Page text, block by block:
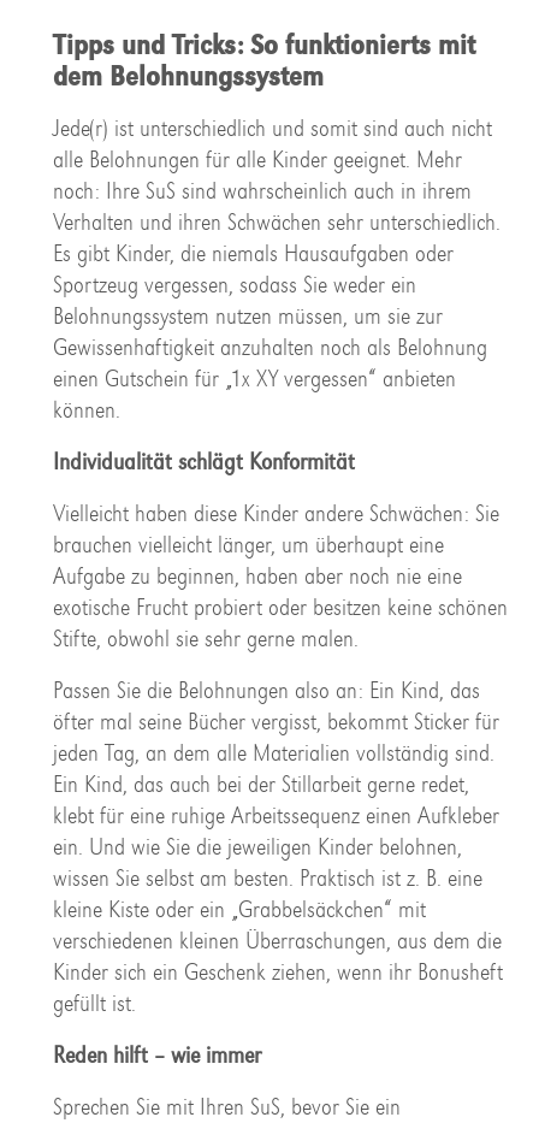
Tipps und Tricks: So funktionierts mit
dem Belohnungssystem
Jede(r) ist unterschiedlich und somit sind auch nicht
alle Belohnungen für alle Kinder geeignet. Mehr
noch: Ihre SuS sind wahrscheinlich auch in ihrem
Verhalten und ihren Schwächen sehr unterschiedlich.
Es gibt Kinder, die niemals Hausaufgaben oder
Sportzeug vergessen, sodass Sie weder ein
Belohnungssystem nutzen müssen, um sie zur
Gewissenhaftigkeit anzuhalten noch als Belohnung
einen Gutschein für „1x XY vergessen“ anbieten
können.
Individualität schlägt Konformität
Vielleicht haben diese Kinder andere Schwächen: Sie
brauchen vielleicht länger, um überhaupt eine
Aufgabe zu beginnen, haben aber noch nie eine
exotische Frucht probiert oder besitzen keine schönen
Stifte, obwohl sie sehr gerne malen.
Passen Sie die Belohnungen also an: Ein Kind, das
öfter mal seine Bücher vergisst, bekommt Sticker für
jeden Tag, an dem alle Materialien vollständig sind.
Ein Kind, das auch bei der Stillarbeit gerne redet,
klebt für eine ruhige Arbeitssequenz einen Aufkleber
ein. Und wie Sie die jeweiligen Kinder belohnen,
wissen Sie selbst am besten. Praktisch ist z. B. eine
kleine Kiste oder ein „Grabbelsäckchen“ mit
verschiedenen kleinen Überraschungen, aus dem die
Kinder sich ein Geschenk ziehen, wenn ihr Bonusheft
gefüllt ist.
Reden hilft – wie immer
Sprechen Sie mit Ihren SuS, bevor Sie ein